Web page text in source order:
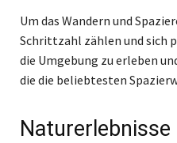
Um das Wandern und
Schrittzahl zählen und sich
die Umgebung zu erleben
die die beliebtesten